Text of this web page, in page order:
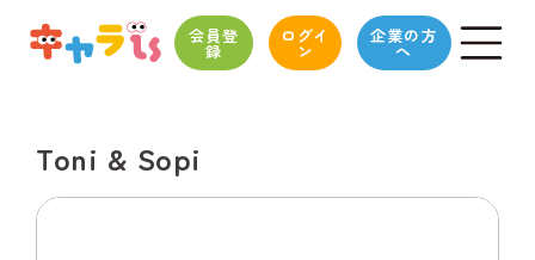
会員登
録
ログイ
ン
企業の方
へ
Toni & Sopi